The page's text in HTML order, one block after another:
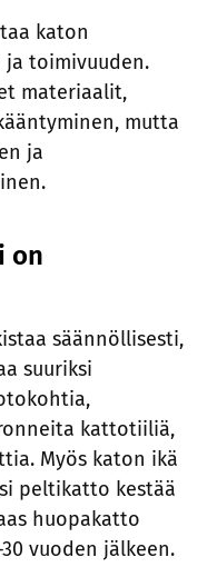
katon
ja toimivuuden.
materiaalit,
mutta
ja
on
säännöllisesti,
suuriksi
kattotiiliä,
Myös katon ikä
peltikatto kestää
huopakatto
vuoden jälkeen.